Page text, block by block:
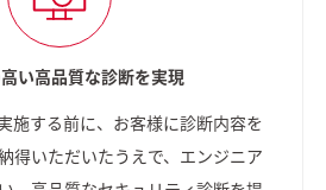
い高品質な診断を実現
施する前に、お客様に診断内容を
得いただいたうえで、エンジニア